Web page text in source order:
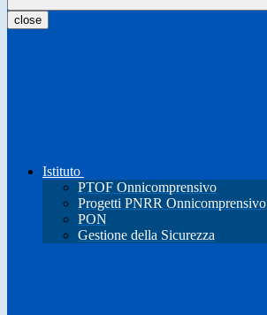
close
Istituto
PTOF Onnicomprensivo
Progetti PNRR Onnicomprensivo
PON
Gestione della Sicurezza